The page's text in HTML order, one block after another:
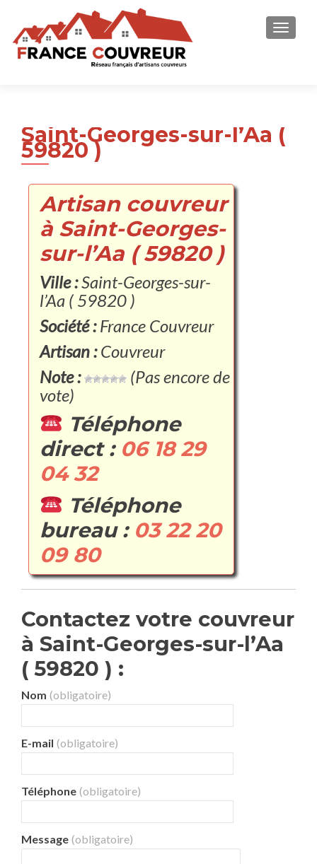
Saint-Georges-sur-l’Aa (
59820 )
Artisan couvreur
à Saint-Georges-
sur-l’Aa ( 59820 )
Ville :Saint-Georges-sur-
l’Aa ( 59820 )
Société :France Couvreur
Artisan :Couvreur
Note :
(Pas encore de
vote)
Téléphone
direct : 06 18 29
04 32
Téléphone
bureau : 03 22 20
09 80
Contactez votre couvreur
à Saint-Georges-sur-l’Aa
( 59820 ) :
Nom (obligatoire)
E-mail (obligatoire)
Téléphone (obligatoire)
Message (obligatoire)